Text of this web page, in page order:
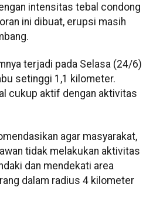
intensitas tebal condong
ini dibuat, erupsi masih
terjadi pada Selasa (24/6)
setinggi 1,1 kilometer.
cukup aktif dengan aktivitas
agar masyarakat,
tidak melakukan aktivitas
dan mendekati area
dalam radius 4 kilometer